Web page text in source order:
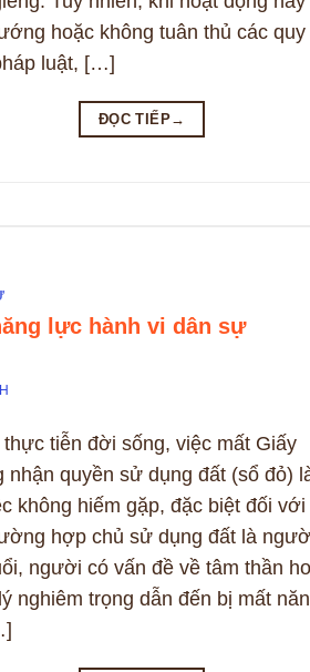
hoặc không tuân thủ các quy
luật, […]
ĐỌC TIẾP→
lực hành vi dân sự
thực tiễn đời sống, việc mất Giấy
nhận quyền sử dụng đất (sổ đỏ)
không hiếm gặp, đặc biệt đối với
hợp chủ sử dụng đất là
người có vấn đề về tâm thần
nghiêm trọng dẫn đến bị mất